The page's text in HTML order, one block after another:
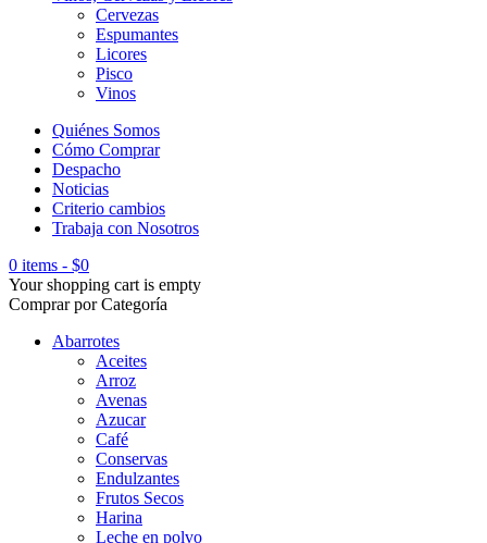
Cervezas
Espumantes
Licores
Pisco
Vinos
Quiénes Somos
Cómo Comprar
Despacho
Noticias
Criterio cambios
Trabaja con Nosotros
0 items - $0
Your shopping cart is empty
Comprar por Categoría
Abarrotes
Aceites
Arroz
Avenas
Azucar
Café
Conservas
Endulzantes
Frutos Secos
Harina
Leche en polvo